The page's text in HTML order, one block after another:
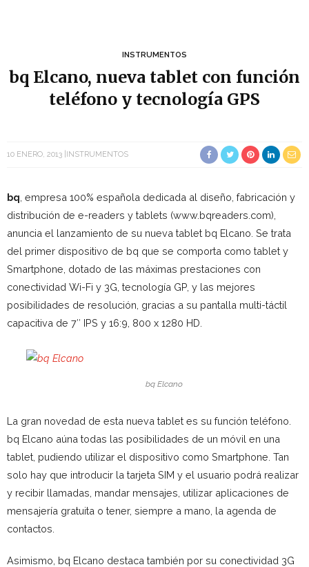
INSTRUMENTOS
bq Elcano, nueva tablet con función
teléfono y tecnología GPS
10 ENERO, 2013 INSTRUMENTOS
bq , empresa 100% española dedicada al diseño, fabricación y
distribución de e-readers y tablets (www.bqreaders.com),
anuncia el lanzamiento de su nueva tablet bq Elcano. Se trata
del primer dispositivo de bq que se comporta como tablet y
Smartphone, dotado de las máximas prestaciones con
conectividad Wi-Fi y 3G, tecnología GP, y las mejores
posibilidades de resolución, gracias a su pantalla multi-táctil
capacitiva de 7″ IPS y 16:9, 800 x 1280 HD.
bq Elcano
La gran novedad de esta nueva tablet es su función teléfono.
bq Elcano aúna todas las posibilidades de un móvil en una
tablet, pudiendo utilizar el dispositivo como Smartphone. Tan
solo hay que introducir la tarjeta SIM y el usuario podrá realizar
y recibir llamadas, mandar mensajes, utilizar aplicaciones de
mensajería gratuita o tener, siempre a mano, la agenda de
contactos.
Asimismo, bq Elcano destaca también por su conectividad 3G